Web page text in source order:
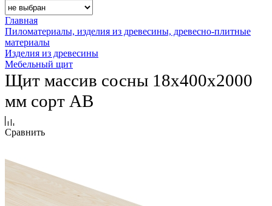
Главная
Пиломатериалы, изделия из древесины, древесно-плитные
материалы
Изделия из древесины
Мебельный щит
Щит массив сосны 18х400х2000
мм сорт AB
Сравнить